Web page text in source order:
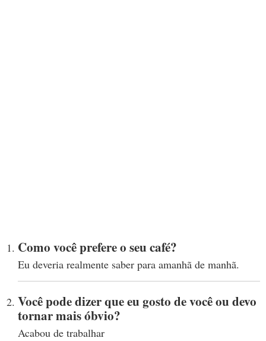
Como você prefere o seu café?
Eu deveria realmente saber para amanhã de manhã.
Você pode dizer que eu gosto de você ou devo
tornar mais óbvio?
Acabou de trabalhar